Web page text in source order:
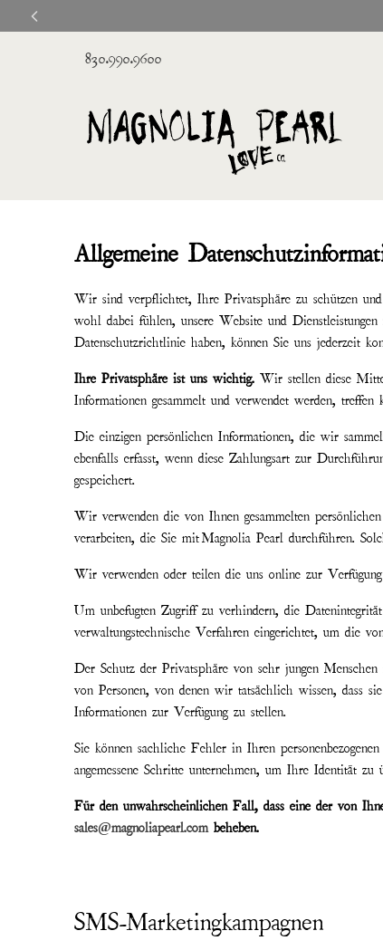
830.990.9600
Allgemeine
Wir sind verpflichtet, Ihre Privatsphäre zu schützen
wohl dabei fühlen, unsere Website und
Datenschutzrichtlinie haben, können Sie uns jederzeit
Ihre Privatsphäre ist uns wichtig. Wir stellen diese
Informationen gesammelt und verwendet werden,
Die einzigen persönlichen Informationen, die wir
ebenfalls erfasst, wenn diese Zahlungsart zur
gespeichert.
Wir verwenden die von Ihnen gesammelten
verarbeiten, die Sie mitMagnolia Pearl durchführen.
Wir verwenden oder teilen die uns online zur Verfügung
Um unbefugten Zugriff zu verhindern, die
verwaltungstechnische Verfahren eingerichtet, um die
Der Schutz der Privatsphäre von sehr jungen
von Personen, von denen wir tatsächlich wissen, dass
Informationen zur Verfügung zu stellen.
Sie können sachliche Fehler in Ihren
angemessene Schritte unternehmen, um Ihre Identität
Für den unwahrscheinlichen Fall, dass eine der von
sales@magnoliapearl.combeheben.
SMS-Marketingkampagnen